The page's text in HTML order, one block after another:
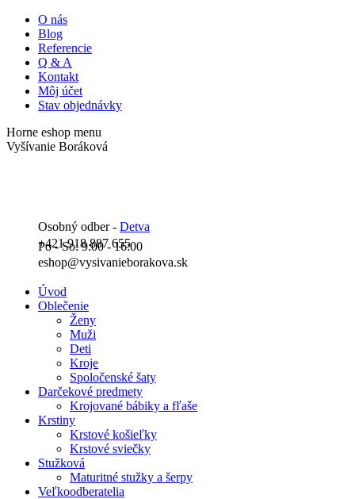
Skip
content
O nás
Blog
Referencie
Q & A
Kontakt
Môj účet
Stav objednávky
Horne eshop menu
Facebook
Instagram
YouTube
Vyšívanie Boráková
Osobný odber - Detva
Po - So: 9:00 - 16:00
+421 918 887 655
eshop@vysivanieborakova.sk
Úvod
Oblečenie
Ženy
Muži
Deti
Kroje
Spoločenské šaty
Darčekové predmety
Krojované bábiky a fľaše
Krstiny
Krstové košieľky
Krstové sviečky
Stužková
Maturitné stužky a šerpy
Veľkoodberatelia